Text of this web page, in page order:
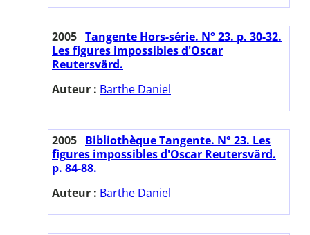
2005 Tangente Hors-série. N° 23. p. 30-32.
Les figures impossibles d'Oscar
Reutersvärd.
Auteur : Barthe Daniel
2005 Bibliothèque Tangente. N° 23. Les
figures impossibles d'Oscar Reutersvärd.
p. 84-88.
Auteur : Barthe Daniel